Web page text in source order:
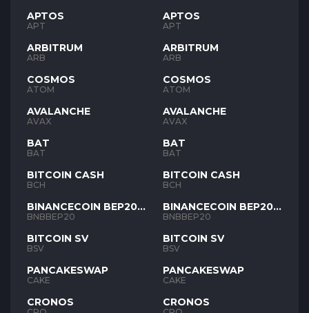
APTOS
APT
ARBITRUM
ARB
COSMOS
ATOM
AVALANCHE
AVAX
BAT
BAT
BITCOIN CASH
BCH
BINANCECOIN BEP20
BNB
BNBBEP20
BITCOIN SV
BSV
PANCAKESWAP
CAKE
CRONOS
APTOS
APT
ARBITRUM
ARB
COSMOS
ATOM
AVALANCHE
AVAX
BAT
BAT
BITCOIN CASH
BCH
BINANCECOIN BEP20
BNB
BNBBEP20
BITCOIN SV
BSV
PANCAKESWAP
CAKE
CRONOS